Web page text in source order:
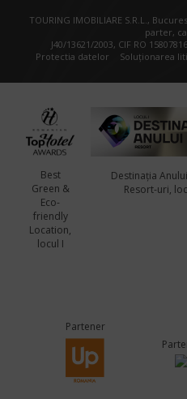
TOURING IMOBILIARE S.R.L.,
parter,
J40/13621/2003, CIF RO
Protectia datelor
Soluționarea
Best
Green &
Eco-
friendly
Location,
locul I
Destinația
Resort-uri,
Partener